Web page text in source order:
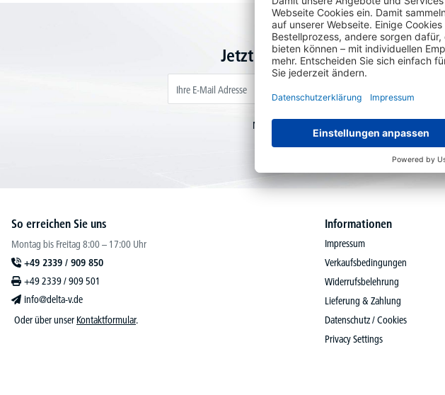
Jetzt zum Newsletter
Mit Absenden des Formulars erkennen Sie unsere
einen 20€ Gutschein für den DELTA-V Onlineshop.
So erreichen Sie uns
Montag bis Freitag 8:00 – 17:00 Uhr
+49 2339 / 909 850
+49 2339 / 909 501
info@delta-v.de
Oder über unser Kontaktformular.
Informationen
Impressum
Verkaufsbedingungen
Widerrufsbelehrung
Lieferung & Zahlung
Datenschutz / Cookies
Privacy Settings